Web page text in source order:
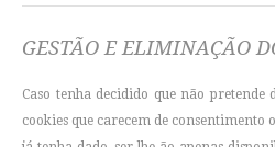
GESTÃO E ELIMINAÇÃO
Caso tenha decidido que não
cookies que carecem de consentimento